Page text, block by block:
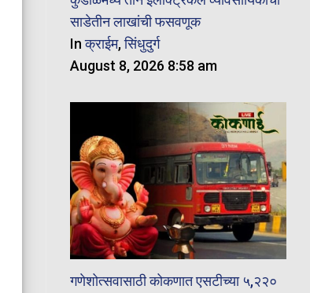
साडेतीन लाखांची फसवणूक
Inक्राईम,सिंधुदुर्ग
August 8, 2026 8:58 am
गणेशोत्सवासाठी कोकणात एसटीच्या ५,२२०